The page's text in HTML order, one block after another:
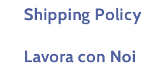
Shipping Policy
Lavora con Noi